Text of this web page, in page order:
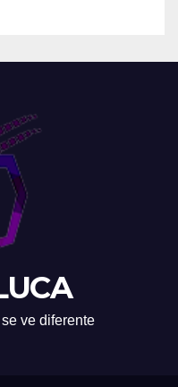
ve diferente